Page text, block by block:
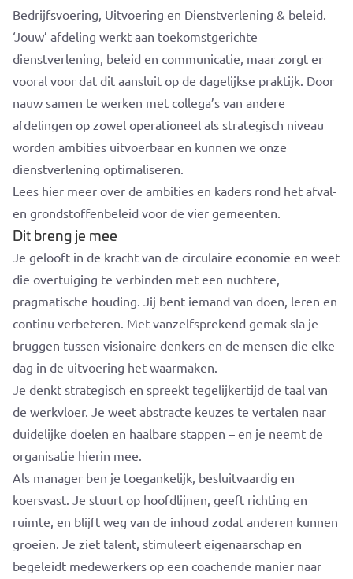
Bedrijfsvoering, Uitvoering en Dienstverlening & beleid.
‘Jouw’ afdeling werkt aan toekomstgerichte
dienstverlening, beleid en communicatie, maar zorgt er
vooral voor dat dit aansluit op de dagelijkse praktijk. Door
nauw samen te werken met collega’s van andere
afdelingen op zowel operationeel als strategisch niveau
worden ambities uitvoerbaar en kunnen we onze
dienstverlening optimaliseren.
Lees hier meer over de ambities en kaders rond het afval-
en grondstoffenbeleid voor de vier gemeenten.
Dit breng je mee
Je gelooft in de kracht van de circulaire economie en weet
die overtuiging te verbinden met een nuchtere,
pragmatische houding. Jij bent iemand van doen, leren en
continu verbeteren. Met vanzelfsprekend gemak sla je
bruggen tussen visionaire denkers en de mensen die elke
dag in de uitvoering het waarmaken.
Je denkt strategisch en spreekt tegelijkertijd de taal van
de werkvloer. Je weet abstracte keuzes te vertalen naar
duidelijke doelen en haalbare stappen – en je neemt de
organisatie hierin mee.
Als manager ben je toegankelijk, besluitvaardig en
koersvast. Je stuurt op hoofdlijnen, geeft richting en
ruimte, en blijft weg van de inhoud zodat anderen kunnen
groeien. Je ziet talent, stimuleert eigenaarschap en
begeleidt medewerkers op een coachende manier naar